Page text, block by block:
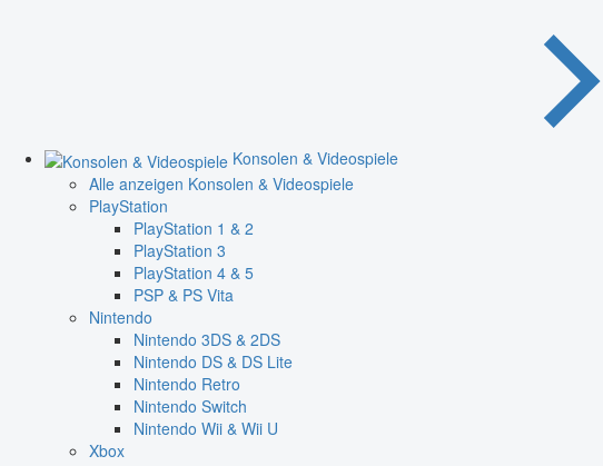
Konsolen & Videospiele
Alle anzeigen Konsolen & Videospiele
PlayStation
PlayStation 1 & 2
PlayStation 3
PlayStation 4 & 5
PSP & PS Vita
Nintendo
Nintendo 3DS & 2DS
Nintendo DS & DS Lite
Nintendo Retro
Nintendo Switch
Nintendo Wii & Wii U
Xbox